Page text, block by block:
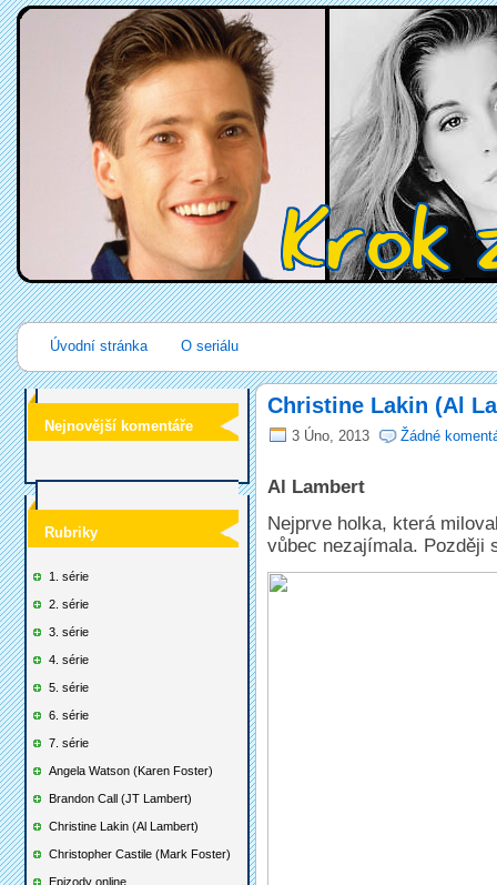
Úvodní stránka O seriálu
Nejnovější komentáře
Rubriky
1. série
2. série
3. série
4. série
5. série
6. série
7. série
Angela Watson (Karen Foster)
Brandon Call (JT Lambert)
Christine Lakin (Al Lambert)
Christopher Castile (Mark Foster)
Epizody online
Christine Lakin (Al
3 Úno, 2013 Žádné
Al Lambert
Nejprve holka, která
vůbec nezajímala. Později